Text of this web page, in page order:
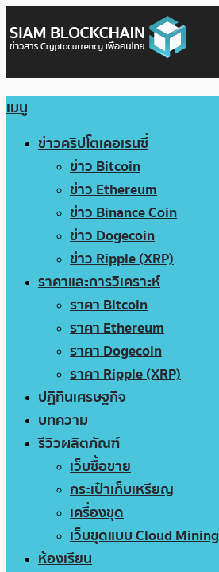
เมนู
ข่าวคริปโตเคอเรนซี่
ข่าว Bitcoin
ข่าว Ethereum
ข่าว Binance Coin
ข่าว Dogecoin
ข่าว Ripple (XRP)
ราคาและการวิเคราะห์
ราคา Bitcoin
ราคา Ethereum
ราคา Dogecoin
ราคา Ripple (XRP)
ปฏิทินเศรษฐกิจ
บทความ
รีวิวผลิตภัณฑ์
เว็บซื้อขาย
กระเป๋าเก็บเหรียญ
เครื่องขุด
เว็บขุดแบบ Cloud Mining
ห้องเรียน